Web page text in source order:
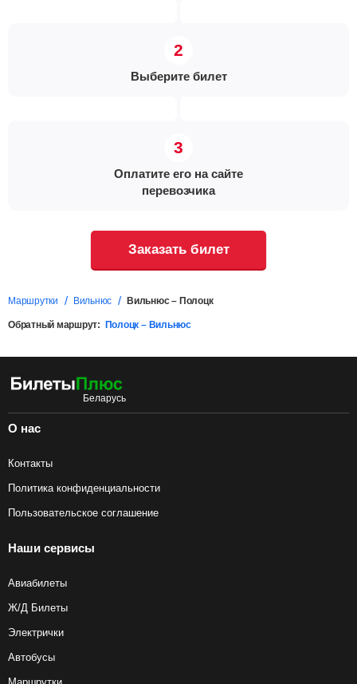
Выберите билет
Оплатите его на сайте
перевозчика
Заказать билет
Маршрутки Вильнюс Вильнюс – Полоцк
Обратный маршрут: Полоцк – Вильнюс
О нас
Контакты
Политика конфиденциальности
Пользовательское соглашение
Наши сервисы
Авиабилеты
Ж/Д Билеты
Электрички
Автобусы